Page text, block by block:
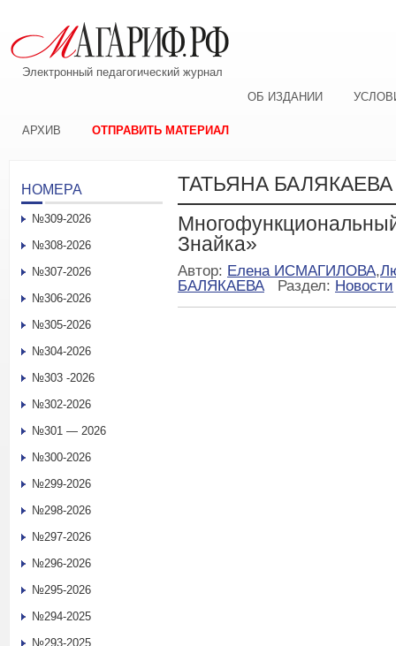
Электронный педагогический журнал
ОБ ИЗДАНИИ
АРХИВ ОТПРАВИТЬ МАТЕРИАЛ
ТАТЬЯНА БАЛЯКАЕВА
Знайка»
Автор: Елена ИСМАГИЛОВА,
БАЛЯКАЕВА
Раздел: Новости
НОМЕРА
№309-2026
№308-2026
№307-2026
№306-2026
№305-2026
№304-2026
№303 -2026
№302-2026
№301 — 2026
№300-2026
№299-2026
№298-2026
№297-2026
№296-2026
№295-2026
№294-2025
№293-2025